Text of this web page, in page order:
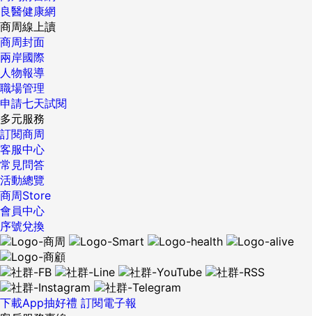
可樂在這時早已問世。 新天鵝堡有部分瘋狂的建築設計從未付
諸實現，像是由城堡階梯傾瀉而下的瀑布，以及由蒸氣驅動、
打造成金色孔雀造型的飛天機器，能載著國王悠遊鄰近鄉間，
這無疑是最棒的一項構想。對路德維希二世的崇拜者而言，新
天鵝堡實際體現了卓越超凡的想像力；對他的敵人而言，卻是
最俗不可耐的產物。 以拜占庭教堂為原型的王座廳，是新天鵝
堡裝飾最繁複華麗的空間。原訂放置於此的王座始終未曾製
作。儘管堡內大部分區域充滿中世紀風格，卻設有自來水、中
央暖氣設備和用來召喚僕役的電鈴系統。攝影：安德魯‧蒙哥馬
利（Andrew Montgomery） 不過新天鵝堡的地理位置極具戲
劇性，卻是無庸置疑的事實。城堡高踞阿爾普西湖（Alpsee）
畔，湖畔矗立著他父親建造的高天鵝堡
（Hohenschwangau），而他就在這座湖裡學會游泳。湖岸邊
長著高大的松樹，新雪讓松枝彷彿長滿蓬亂的白毛；高聳的山
脈投映漆黑的倒影，在清冽的湖面微微顫動。當我們想像年輕
的路德維希二世手持單筒望遠鏡站在湖邊，夢想未來將打造一
棟足以匹配眼前美景的建物，真是備感耐人尋味。 更耐人尋味
的是，路德維希二世蓋這座城堡的靈感究竟從何而來…… 【想
了解更多瘋王路德維希二世的傳奇故事，請詳閱《孤獨星球》
雜誌第38期】 1 編按 Louis II de Baviere，1845-1886，維特
因此正面經驗就會成為記憶。如果你情緒低落，就不太可能把
快樂的事件或愉快的經歷固化成記憶。如果你只注意烏雲密布
的時刻，就不太可能注意到陽光露臉的片刻。你尋找什麼，就
會發現什麼。如果你每天都在尋找神奇的事物，注意充滿喜悅
和驚奇的時刻，你就能捕捉到這些時刻，把它們固化成記憶。
久而久之，你的生活故事將充滿讓你微笑的回憶。 我們生活在
高度連結、事情一件接著一件的注意力分散時代。你的智慧手
機、臉書、推特、Instagram、推播通知、電子郵件、停不下
來的胡思亂想，都是注意力的小偷，因此也是記憶的小偷。盡
量減少或排除使你分心的事物，就能改善記憶力。充足的睡
眠、冥想和少量的咖啡因是抵擋分心的有效方法，可以提高你
的注意力，幫助你建立長期記憶。 與我同屬於X世代的人，經
常吹噓自己可以一心多用，彷彿這是一種超能力。同樣的，千
禧世代也能一邊看Netflix一邊Snapchat，同時還能跟你說
話。但如果你想記住自己做過、經歷過的事情，上述兩種情境
都會出現問題。當大腦試圖形成記憶時，分心會大大降低記憶
形成的可能性。即使大腦在你分心的狀態下設法固化了記憶，
這個記憶可能也不夠可靠，未來無法被完全提取。要形成深
刻、準確的記憶，你必須全神貫注。 {DS_BOX_30877} 責任
編輯：李頤欣 ...
良醫健康網
商周線上讀
商周封面
兩岸國際
人物報導
職場管理
申請七天試閱
多元服務
訂閱商周
客服中心
常見問答
活動總覽
商周Store
會員中心
序號兌換
下載App抽好禮 訂閱電子報